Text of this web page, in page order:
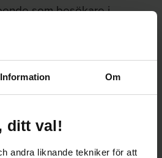
Information Om
ditt val!
andra liknande tekniker för att
som besökare i
som genomsyrat
en unik kartfunktion
Maps där besökare
eller virtuellt, och lär sig
lösningar vi skapat